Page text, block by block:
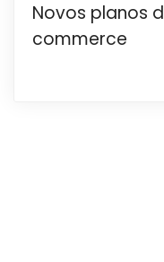
Novos planos
commerce